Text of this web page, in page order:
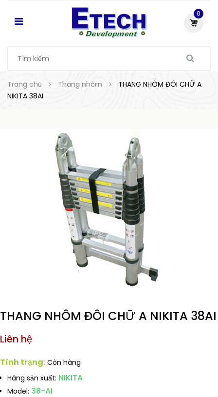
0
Trang chủ Thang nhôm
THANG NHÔM ĐÔI CHỮ A
NIKITA 38AI
THANG NHÔM ĐÔI CHỮ A NIKITA 38AI
Liên hệ
Tình trạng: Còn hàng
Hãng sản xuất: NIKITA
Model: 38-AI